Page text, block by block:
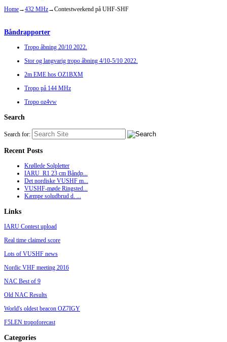
Home→432 MHz→Contestweekend på UHF-SHF
Båndrapporter
Tropo åbning 20/10 2022.
Stor og langvarig tropo åbning 4/10-5/10 2022.
2m EME hos OZ1BXM
Tropo på 144 MHz
Tropo oz4vw
Search
Search for:
Recent Posts
Krøllede Solpletter
IARU_R1 23 cm Båndp...
Det nordiske VUSHF m...
VUSHF-møde Ringsted...
Kæmpe soludbrud d. ...
Links
IARU Contest upload
Real time claimed score
Lots of VUSHF news
Nordic VHF meeting 2016
NAC Best of 9
Old NAC Results
World's oldest beacon OZ7IGY
F5LEN tropoforecast
Categories